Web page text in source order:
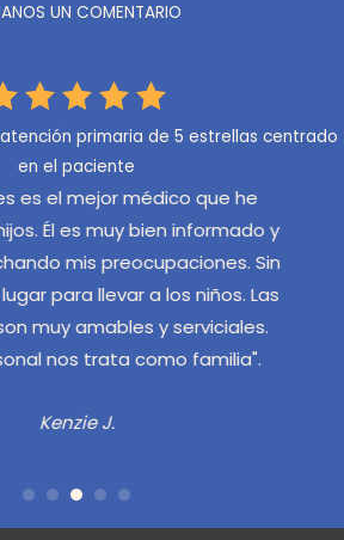
atención primaria de 5 estrellas centrado
en el paciente
que he
y
Sin
Las
"Tenemos el Dr. Angelos
servicial, nunca
personal de COPA es
eficiente y saluda a mis